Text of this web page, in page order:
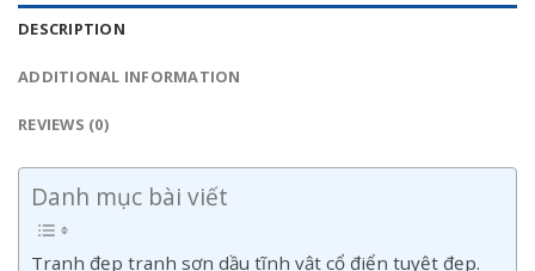
DESCRIPTION
ADDITIONAL INFORMATION
REVIEWS (0)
Danh mục bài viết
Tranh đẹp tranh sơn dầu tĩnh vật cổ điển tuyệt đẹp.